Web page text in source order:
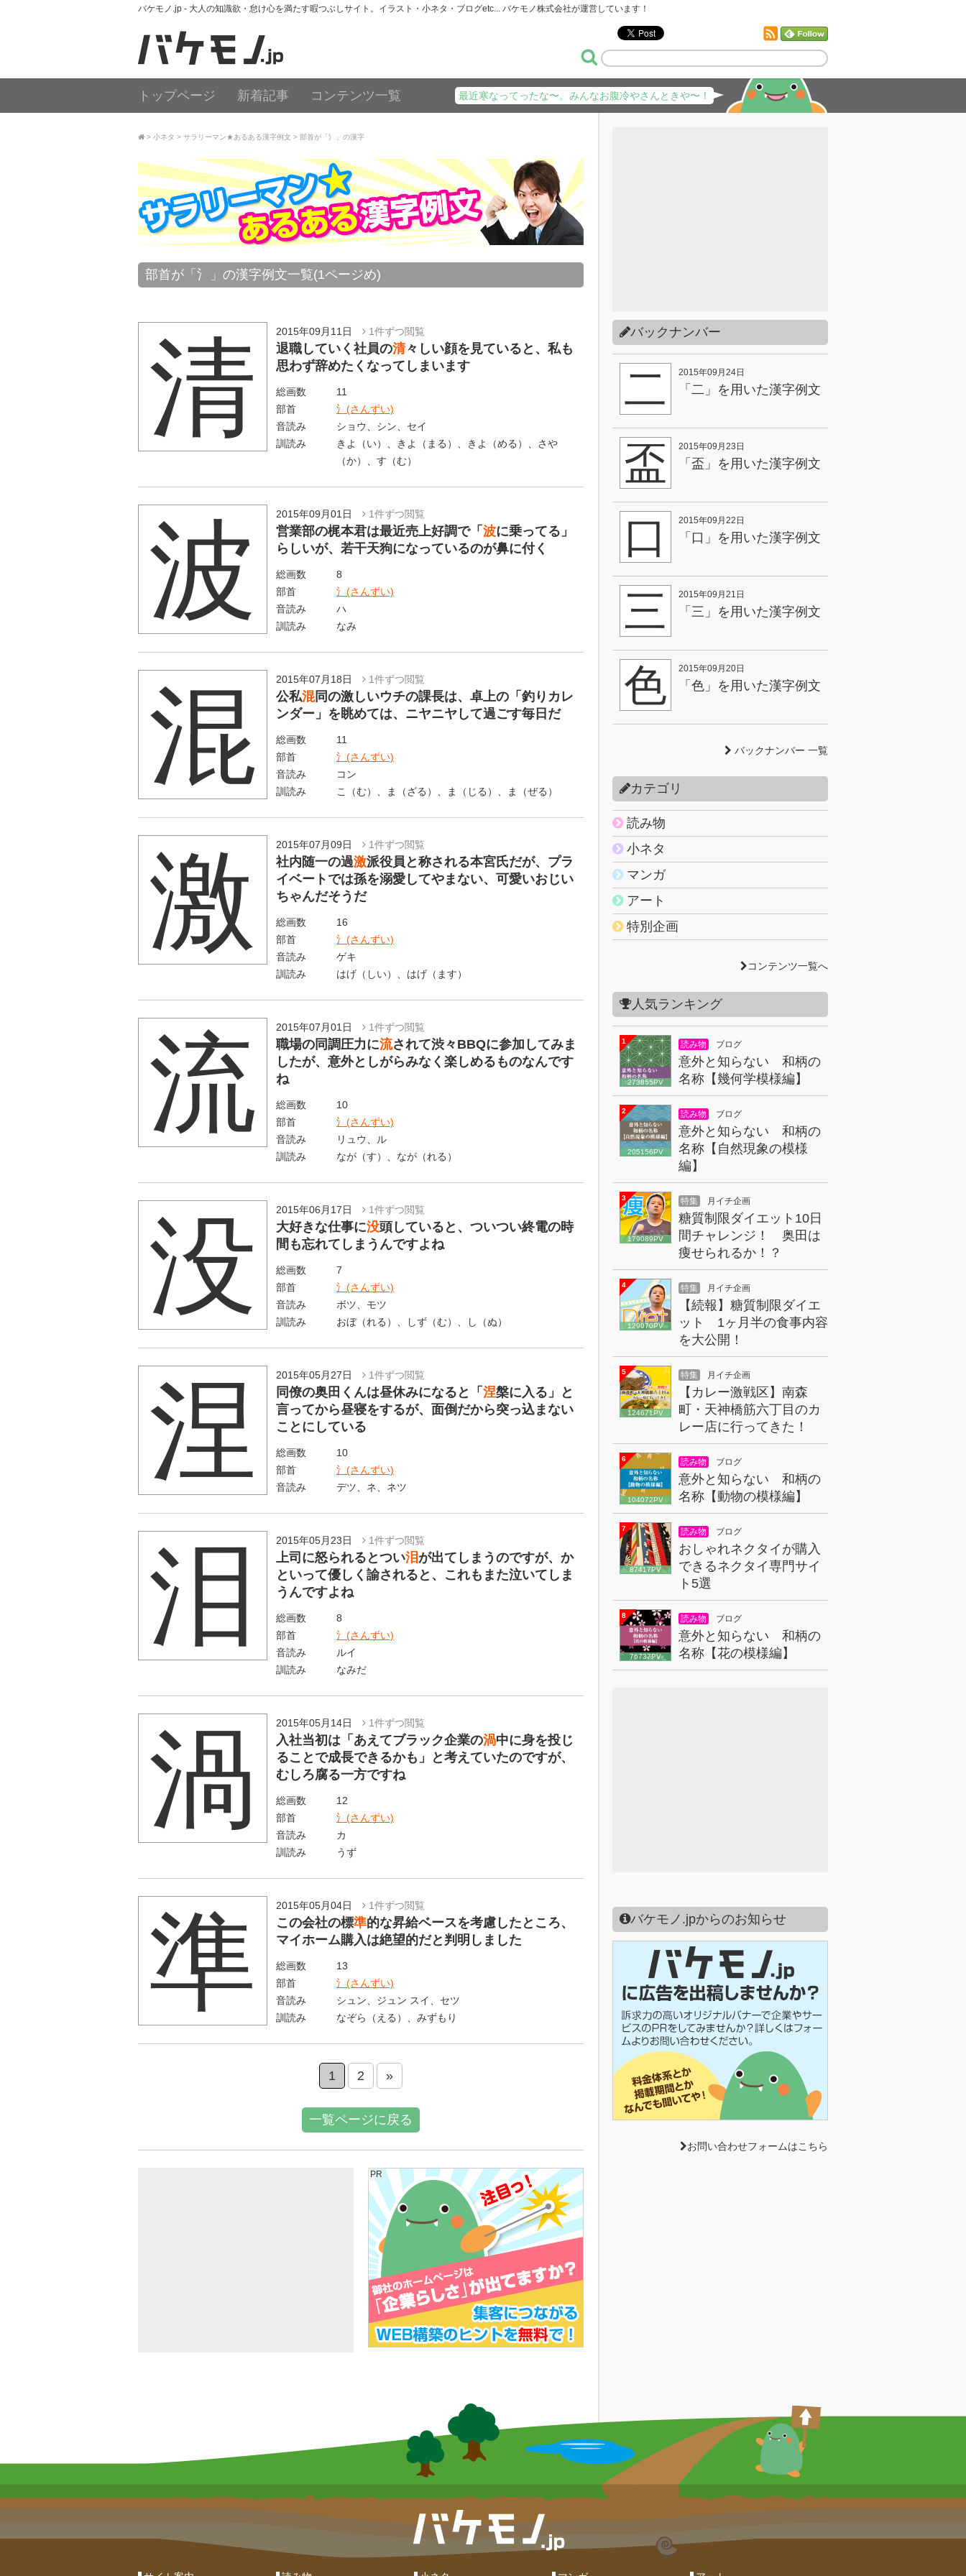
バケモノ.jp - 大人の知識欲・怠け心を満たす暇つぶしサイト。イラスト・小ネタ・ブログetc... バケモノ株式会社が運営しています！
トップページ 新着記事 コンテンツ一覧 最近寒なってったな〜。みんなお腹冷やさんときや〜！
小ネタ サラリーマン★あるある漢字例文 部首が「氵」の漢字
部首が「氵」の漢字例文一覧(1ページめ)
清 2015年09月11日 1件ずつ閲覧
退職していく社員の清々しい顔を見ていると、私も
思わず辞めたくなってしまいます
総画数
11
部首
氵(さんずい)
音読み
ショウ、シン、セイ
訓読み
きよ（い）、きよ（まる）、きよ（める）、さや
（か）、す（む）
波 2015年09月01日 1件ずつ閲覧
営業部の梶本君は最近売上好調で「 波に乗ってる」
らしいが、若干天狗になっているのが鼻に付く
総画数
8
部首
氵(さんずい)
音読み
ハ
訓読み
なみ
混 2015年07月18日 1件ずつ閲覧
公私混同の激しいウチの課長は、卓上の「釣りカレ
ンダー」を眺めては、ニヤニヤして過ごす毎日だ
総画数
11
部首
氵(さんずい)
音読み
コン
訓読み
こ（む）、ま（ざる）、ま（じる）、ま（ぜる）
激 2015年07月09日 1件ずつ閲覧
社内随一の過激派役員と称される本宮氏だが、プラ
イベートでは孫を溺愛してやまない、可愛いおじい
ちゃんだそうだ
総画数
16
部首
氵(さんずい)
音読み
ゲキ
訓読み
はげ（しい）、はげ（ます）
流 2015年07月01日 1件ずつ閲覧
職場の同調圧力に流されて渋々BBQに参加してみま
したが、意外としがらみなく楽しめるものなんです
ね
総画数
10
部首
氵(さんずい)
音読み
リュウ、ル
訓読み
なが（す）、なが（れる）
没 2015年06月17日 1件ずつ閲覧
大好きな仕事に没頭していると、ついつい終電の時
間も忘れてしまうんですよね
総画数
7
部首
氵(さんずい)
音読み
ボツ、モツ
訓読み
おぼ（れる）、しず（む）、し（ぬ）
涅 2015年05月27日 1件ずつ閲覧
同僚の奥田くんは昼休みになると「 涅槃に入る」と
言ってから昼寝をするが、面倒だから突っ込まない
ことにしている
総画数
10
部首
氵(さんずい)
音読み
デツ、ネ、ネツ
泪 2015年05月23日 1件ずつ閲覧
上司に怒られるとつい泪 が出てしまうのですが、か
といって優しく諭されると、これもまた泣いてしま
うんですよね
総画数
8
部首
氵(さんずい)
音読み
ルイ
訓読み
なみだ
渦 2015年05月14日 1件ずつ閲覧
入社当初は「あえてブラック企業の渦中に身を投じ
ることで成長できるかも」と考えていたのですが、
むしろ腐る一方ですね
総画数
12
部首
氵(さんずい)
音読み
カ
訓読み
うず
準 2015年05月04日 1件ずつ閲覧
この会社の標準的な昇給ベースを考慮したところ、
マイホーム購入は絶望的だと判明しました
総画数
13
部首
氵(さんずい)
音読み
シュン、ジュン スイ、セツ
訓読み
なぞら（える）、みずもり
1 2 »
一覧ページに戻る
PR
バックナンバー
二 2015年09月24日
「二」を用いた漢字例文
盃 2015年09月23日
「盃」を用いた漢字例文
口 2015年09月22日
「口」を用いた漢字例文
三 2015年09月21日
「三」を用いた漢字例文
色 2015年09月20日
「色」を用いた漢字例文
バックナンバー 一覧
カテゴリ
読み物
小ネタ
マンガ
アート
特別企画
コンテンツ一覧へ
人気ランキング
1
273855PV
読み物 ブログ
意外と知らない 和柄の
名称【幾何学模様編】
2
205156PV
読み物 ブログ
意外と知らない 和柄の
名称【自然現象の模様
編】
3
179089PV
特集 月イチ企画
糖質制限ダイエット10日
間チャレンジ！ 奥田は
痩せられるか！？
4
129070PV
特集 月イチ企画
【続報】糖質制限ダイエ
ット 1ヶ月半の食事内容
を大公開！
5
124671PV
特集 月イチ企画
【カレー激戦区】南森
町・天神橋筋六丁目のカ
レー店に行ってきた！
6
104072PV
読み物 ブログ
意外と知らない 和柄の
名称【動物の模様編】
7
87417PV
読み物 ブログ
おしゃれネクタイが購入
できるネクタイ専門サイ
ト5選
8
76737PV
読み物 ブログ
意外と知らない 和柄の
名称【花の模様編】
バケモノ.jpからのお知らせ
お問い合わせフォームはこちら